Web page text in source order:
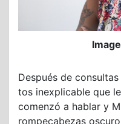
Después de
tos inexplicable que
comenzó a hablar y
rompecabezas